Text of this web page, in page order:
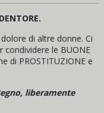
di altre donne. Ci
le BUONE
di PROSTITUZIONE e
liberamente